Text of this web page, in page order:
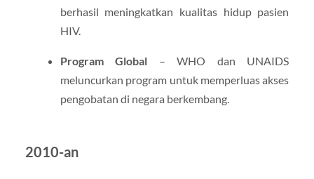
berhasil meningkatkan kualitas hidup pasien
HIV.
Program Global – WHO dan UNAIDS
meluncurkan program untuk memperluas akses
pengobatan di negara berkembang.
2010-an